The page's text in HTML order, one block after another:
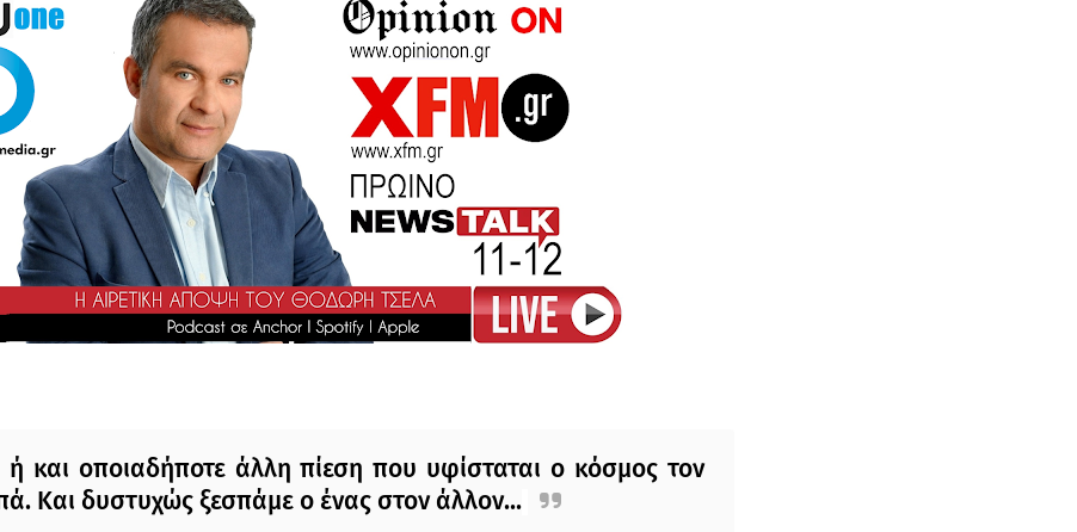
ή και οποιαδήποτε άλλη πίεση που υφίσταται ο κόσμος τον
Και δυστυχώς ξεσπάμε ο ένας στον άλλον...